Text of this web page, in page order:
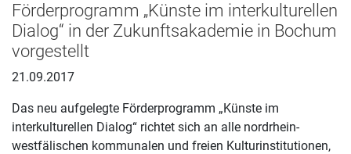
Förderprogramm „Künste im interkulturellen
Dialog“ in der Zukunftsakademie in Bochum
vorgestellt
21.09.2017
Das neu aufgelegte Förderprogramm „Künste im
interkulturellen Dialog“ richtet sich an alle nordrhein-
westfälischen kommunalen und freien Kulturinstitutionen,